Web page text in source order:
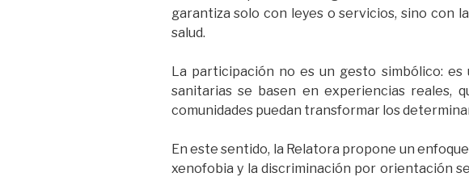
garantiza solo con leyes o servicios, sino con
salud.
La participación no es un gesto simbólico:
sanitarias se basen en experiencias reales,
comunidades puedan transformar los
En este sentido, la Relatora propone un
xenofobia y la discriminación por orientación